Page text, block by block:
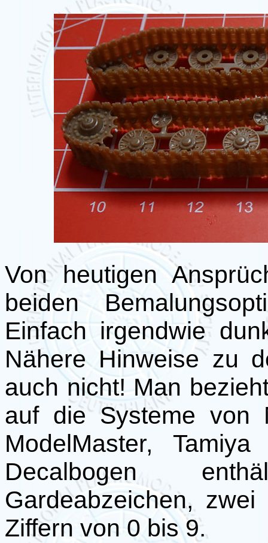
Von heutigen
beiden
Einfach irgendwie
Nähere Hinweise zu
auch nicht! Man
auf die Systeme von
ModelMaster,
Decalbogen
Gardeabzeichen,
Ziffern von 0 bis 9.